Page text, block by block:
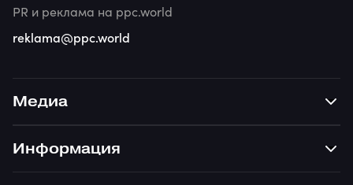
Медиа
Информация
PR и реклама на ppc.world
reklama@ppc.world